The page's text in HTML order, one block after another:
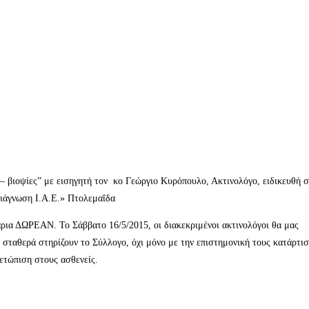
με εισηγητή τον κο Γεώργιο Κυρόπουλο, Ακτινολόγο, ειδικευθή
Ι.Α.Ε.» Πτολεμαΐδα
ΔΩΡΕΑΝ. Το Σάββατο 16/5/2015, οι διακεκριμένοι ακτινολόγοι θα μας
στηρίζουν το Σύλλογο, όχι μόνο με την επιστημονική τους
στους ασθενείς.